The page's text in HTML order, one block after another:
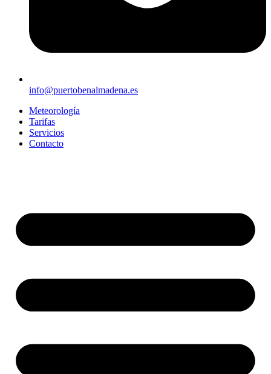
info@puertobenalmadena.es
Meteorología
Tarifas
Servicios
Contacto